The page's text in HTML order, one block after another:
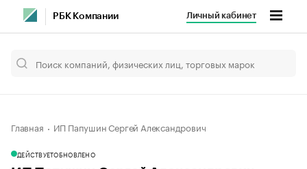
РБК Компании Личный кабинет
Главная ИП Папушин Сергей Александрович
ДЕЙСТВУЕТОБНОВЛЕНО